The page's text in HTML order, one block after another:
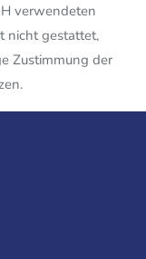
verwendeten
nicht gestattet,
Zustimmung der